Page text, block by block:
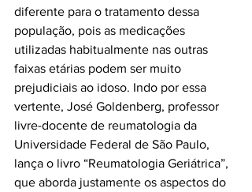
diferente para o tratamento dessa
população, pois as medicações
utilizadas habitualmente nas outras
faixas etárias podem ser muito
prejudiciais ao idoso. Indo por essa
vertente, José Goldenberg, professor
livre-docente de reumatologia da
Universidade Federal de São Paulo,
lança o livro “Reumatologia Geriátrica”,
que aborda justamente os aspectos do